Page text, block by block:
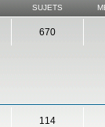
SUJETS
670
114